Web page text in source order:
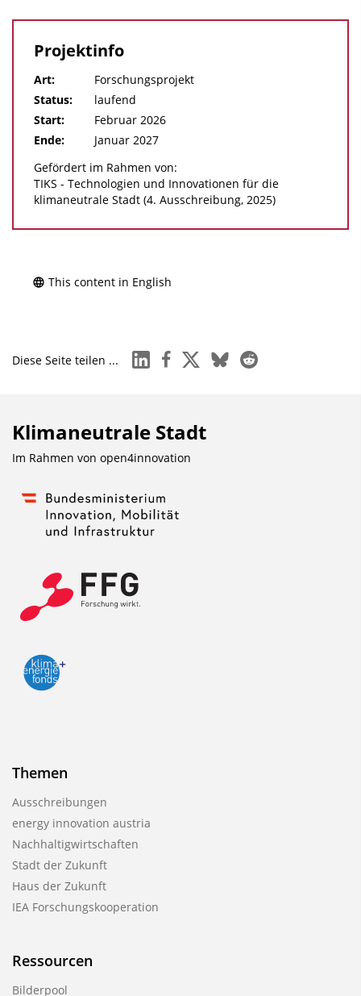
Projektinfo
Art:
Forschungsprojekt
Status:
laufend
Start:
Februar 2026
Ende:
Januar 2027
Gefördert im Rahmen von:
TIKS - Technologien und Innovationen für die
klimaneutrale Stadt (4. Ausschreibung, 2025)
This content in English
Diese Seite teilen ... linkedinfacebook
x blueskyreddit
Klimaneutrale Stadt
Im Rahmen von open4innovation
Themen
Ausschreibungen
energy innovation austria
Nachhaltigwirtschaften
Stadt der Zukunft
Haus der Zukunft
IEA Forschungskooperation
Ressourcen
Bilderpool